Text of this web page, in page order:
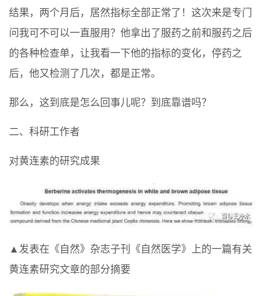
结果，两个月后，居然指标全部正常了！这次来是专门
问我可不可以一直服用？他拿出了服药之前和服药之后
的各种检查单，让我看一下他的指标的变化，停药之
后，他又检测了几次，都是正常。
那么，这到底是怎么回事儿呢？到底靠谱吗？
二、科研工作者
对黄连素的研究成果
▲发表在《自然》杂志子刊《自然医学》上的一篇有关
黄连素研究文章的部分摘要